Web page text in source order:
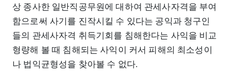
상 종사한 일반직공무원에 대하여 관세사자격을 부여
함으로써 사기를 진작시킬 수 있다는 공익과 청구인
들의 관세사자격 취득기회를 침해한다는 사익을 비교
형량해 볼 때 침해되는 사익이 커서 피해의 최소성이
나 법익균형성을 찾아볼 수 없다.